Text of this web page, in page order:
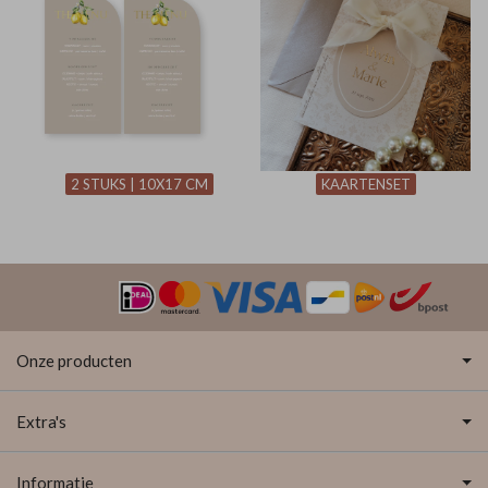
2 STUKS | 10X17 CM KAARTENSET
Onze producten
Extra's
Informatie